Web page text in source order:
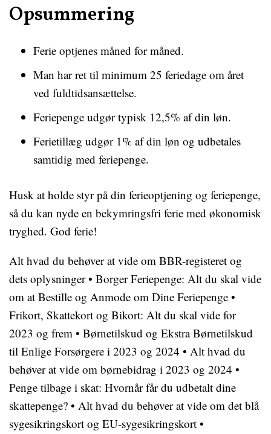
Opsummering
Ferie optjenes måned for måned.
Man har ret til minimum 25 feriedage om året
ved fuldtidsansættelse.
Feriepenge udgør typisk 12,5% af din løn.
Ferietillæg udgør 1% af din løn og udbetales
samtidig med feriepenge.
Husk at holde styr på din ferieoptjening og feriepenge,
så du kan nyde en bekymringsfri ferie med økonomisk
tryghed. God ferie!
Alt hvad du behøver at vide om BBR-registeret og
dets oplysninger• Borger Feriepenge: Alt du skal vide
om at Bestille og Anmode om Dine Feriepenge •
Frikort, Skattekort og Bikort: Alt du skal vide for
2023 og frem • Børnetilskud og Ekstra Børnetilskud
til Enlige Forsørgere i 2023 og 2024 • Alt hvad du
behøver at vide om børnebidrag i 2023 og 2024 •
Penge tilbage i skat: Hvornår får du udbetalt dine
skattepenge? • Alt hvad du behøver at vide om det blå
sygesikringskort og EU-sygesikringskort •